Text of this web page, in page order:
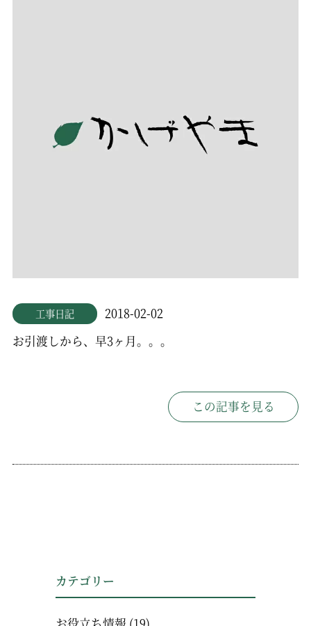
工事日記
2018-02-02
お引渡しから、早3ヶ月。。。
この記事を見る
カテゴリー